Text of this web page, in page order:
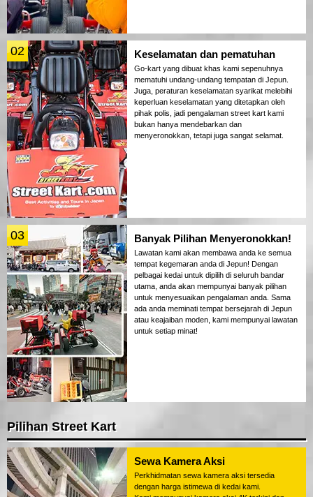
02 Keselamatan dan pematuhan
Go-kart yang dibuat khas kami sepenuhnya
mematuhi undang-undang tempatan di Jepun.
Juga, peraturan keselamatan syarikat melebihi
keperluan keselamatan yang ditetapkan oleh
pihak polis, jadi pengalaman street kart kami
bukan hanya mendebarkan dan
menyeronokkan, tetapi juga sangat selamat.
03 Banyak Pilihan Menyeronokkan!
Lawatan kami akan membawa anda ke semua
tempat kegemaran anda di Jepun! Dengan
pelbagai kedai untuk dipilih di seluruh bandar
utama, anda akan mempunyai banyak pilihan
untuk menyesuaikan pengalaman anda. Sama
ada anda meminati tempat bersejarah di Jepun
atau keajaiban moden, kami mempunyai lawatan
untuk setiap minat!
Pilihan Street Kart
Sewa Kamera Aksi
Perkhidmatan sewa kamera aksi tersedia
dengan harga istimewa di kedai kami.